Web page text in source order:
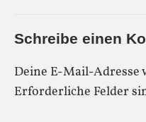
Schreibe einen
Deine E-Mail-
Erforderliche Felder